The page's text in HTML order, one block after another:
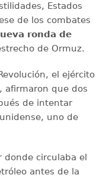
Estados
de los combates
ronda de
de Ormuz.
el ejército
afirmaron que dos
de intentar
uno de
donde circulaba el
antes de la